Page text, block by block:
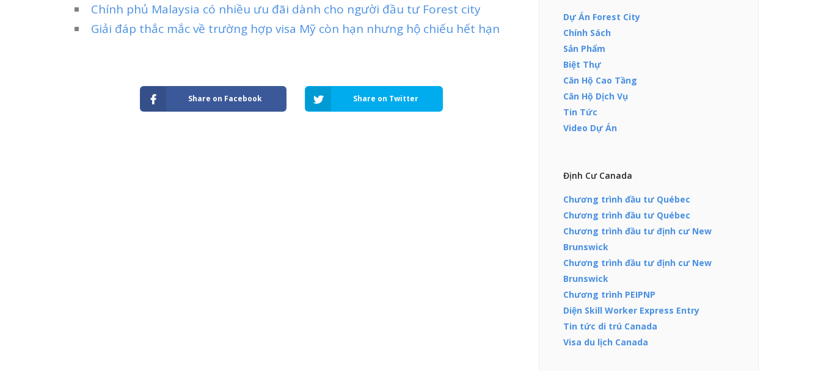
Chính phủ Malaysia có nhiều ưu đãi dành cho người đầu tư Forest city
Giải đáp thắc mắc về trường hợp visa Mỹ còn hạn nhưng hộ chiếu hết hạn
Share on Facebook Share on Twitter
Dự Án Forest City
Chính Sách
Sản Phẩm
Biệt Thự
Căn Hộ Cao Tầng
Căn Hộ Dịch Vụ
Tin Tức
Video Dự Án
Định Cư Canada
Chương trình đầu tư Québec
Chương trình đầu tư Québec
Chương trình đầu tư định cư New
Brunswick
Chương trình đầu tư định cư New
Brunswick
Chương trình PEIPNP
Diện Skill Worker Express Entry
Tin tức di trú Canada
Visa du lịch Canada